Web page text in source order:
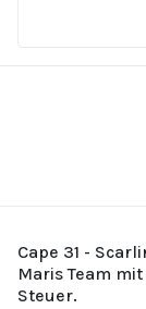
Cape 31 -
Maris Team
Steuer.